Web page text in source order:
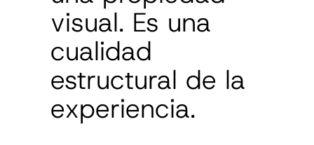
visual. Es una
cualidad
estructural de la
experiencia.